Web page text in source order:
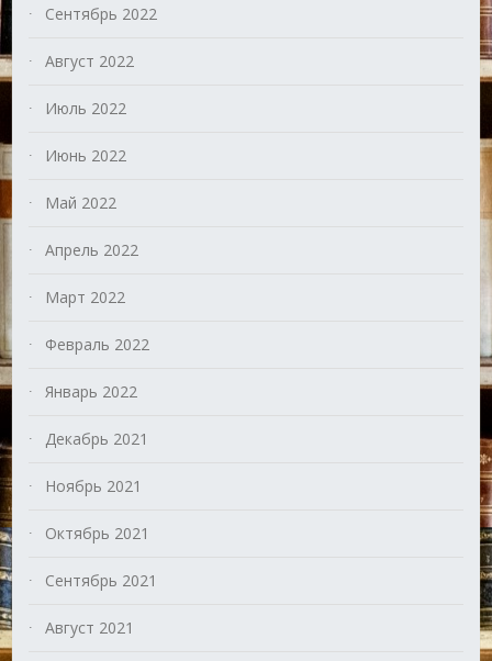
Сентябрь 2022
Август 2022
Июль 2022
Июнь 2022
Май 2022
Апрель 2022
Март 2022
Февраль 2022
Январь 2022
Декабрь 2021
Ноябрь 2021
Октябрь 2021
Сентябрь 2021
Август 2021